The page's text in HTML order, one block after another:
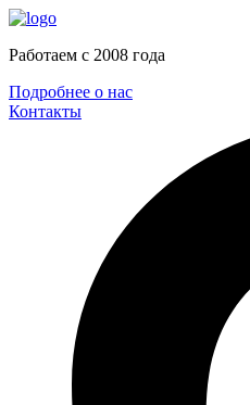
Работаем c 2008 года
Подробнее о нас
Контакты